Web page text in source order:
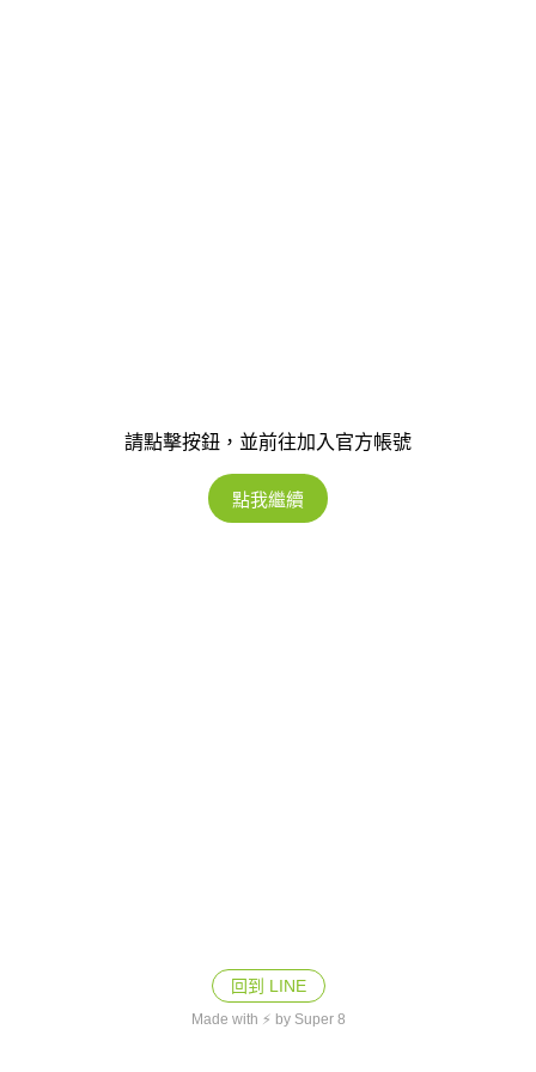
請點擊按鈕，並前往加入官方帳號
點我繼續
回到 LINE
Made with ⚡ by Super 8